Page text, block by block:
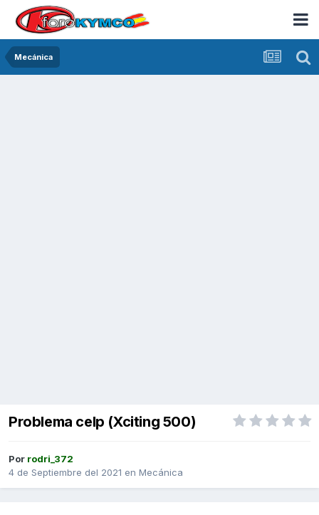
Mecánica
Problema celp (Xciting 500)
Por rodri_372
4 de Septiembre del 2021 en Mecánica